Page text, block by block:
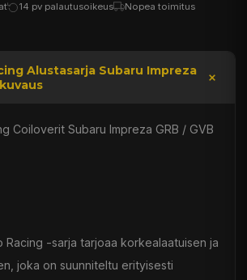
14 pv palautusoikeus Nopea toimitus
Alustasarja Subaru Impreza
Coiloverit Subaru Impreza GRB / GVB
Racing -sarja tarjoaa korkealaatuisen ja
joka on suunniteltu erityisesti